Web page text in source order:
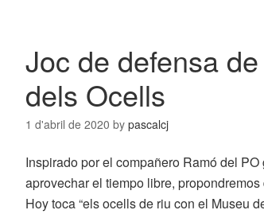
Joc de defensa
dels Ocells
1 d'abril de 2020 by pascalcj
Inspirado por el compañero Ramó del
aprovechar el tiempo libre,
Hoy toca “els ocells de riu con el Museu